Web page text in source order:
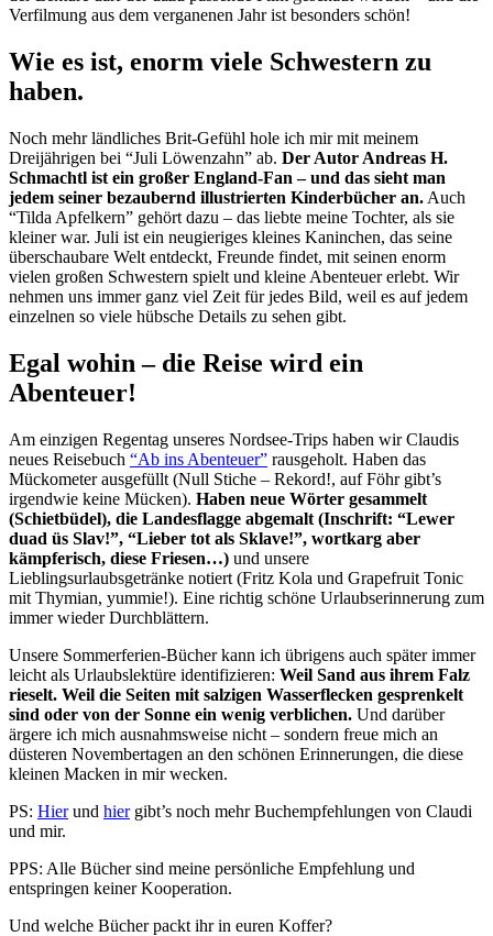
Verfilmung aus dem verganenen Jahr ist besonders schön!
Wie es ist, enorm viele Schwestern zu
haben.
Noch mehr ländliches Brit-Gefühl hole ich mir mit meinem
Dreijährigen bei “Juli Löwenzahn” ab. Der Autor Andreas H.
Schmachtl ist ein großer England-Fan – und das sieht man
jedem seiner bezaubernd illustrierten Kinderbücher an. Auch
“Tilda Apfelkern” gehört dazu – das liebte meine Tochter, als sie
kleiner war. Juli ist ein neugieriges kleines Kaninchen, das seine
überschaubare Welt entdeckt, Freunde findet, mit seinen enorm
vielen großen Schwestern spielt und kleine Abenteuer erlebt. Wir
nehmen uns immer ganz viel Zeit für jedes Bild, weil es auf jedem
einzelnen so viele hübsche Details zu sehen gibt.
Egal wohin – die Reise wird ein
Abenteuer!
Am einzigen Regentag unseres Nordsee-Trips haben wir Claudis
neues Reisebuch “Ab ins Abenteuer” rausgeholt. Haben das
Mückometer ausgefüllt (Null Stiche – Rekord!, auf Föhr gibt’s
irgendwie keine Mücken). Haben neue Wörter gesammelt
(Schietbüdel), die Landesflagge abgemalt (Inschrift: “Lewer
duad üs Slav!”, “Lieber tot als Sklave!”, wortkarg aber
kämpferisch, diese Friesen…) und unsere
Lieblingsurlaubsgetränke notiert (Fritz Kola und Grapefruit Tonic
mit Thymian, yummie!). Eine richtig schöne Urlaubserinnerung zum
immer wieder Durchblättern.
Unsere Sommerferien-Bücher kann ich übrigens auch später immer
leicht als Urlaubslektüre identifizieren: Weil Sand aus ihrem Falz
rieselt. Weil die Seiten mit salzigen Wasserflecken gesprenkelt
sind oder von der Sonne ein wenig verblichen. Und darüber
ärgere ich mich ausnahmsweise nicht – sondern freue mich an
düsteren Novembertagen an den schönen Erinnerungen, die diese
kleinen Macken in mir wecken.
PS: Hierund hiergibt’s noch mehr Buchempfehlungen von Claudi
und mir.
PPS: Alle Bücher sind meine persönliche Empfehlung und
entspringen keiner Kooperation.
Und welche Bücher packt ihr in euren Koffer?